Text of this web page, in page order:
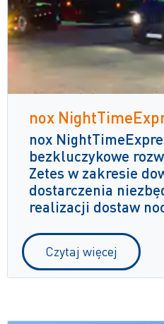
nox
nox
bezkluczykowe
Zetes w zakresie
dostarczenia
realizacji dostaw
Czytaj więcej